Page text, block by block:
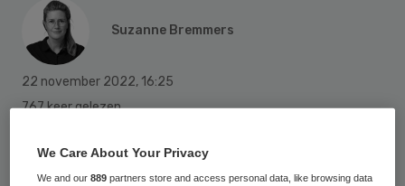
Suzanne Bremmers
22 november 2022, 16:25
767 keer gelezen
Bij geen enkel ziekenhuis in Nederland
wordt door ‘Albert Heijn to go’ nog alcohol
We Care About Your Privacy
We and our889 partners store and access personal data, like browsing data